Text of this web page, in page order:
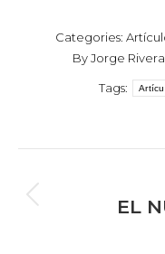
Categories:
ByJorge Rivera
Tags:
EL